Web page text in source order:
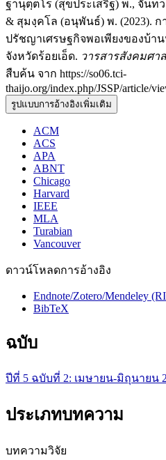
ฐานุตฺตโร (สุขประเสริฐ) พ., จันท
& สุมงฺคโล (อนุพันธ์) พ. (2023).
ปรัชญาเศรษฐกิจพอเพียงของบ้า
จังหวัดร้อยเอ็ด. วารสารสังคมศ
สืบค้น จาก https://so06.tci-
thaijo.org/index.php/JSSP/article/
รูปแบบการอ้างอิงเพิ่มเติม
ACM
ACS
APA
ABNT
Chicago
Harvard
IEEE
MLA
Turabian
Vancouver
ดาวน์โหลดการอ้างอิง
Endnote/Zotero/Mendeley
BibTeX
ฉบับ
ปีที่ 5 ฉบับที่ 2: เมษายน-มิถุนายน
ประเภทบทความ
บทความวิจัย